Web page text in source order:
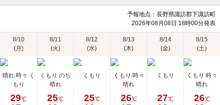
予報地点：長野県諏訪郡下諏訪町
2026年08月08日 18時00分発表
8/10
(月)
8/11
(火)
8/12
(水)
8/13
(木)
8/14
(金)
8/15
(土)
晴れ 時々 く
もり
くもり のち
晴れ
くもり
くもり 時々
晴れ
くもり
くもり 時々
晴れ
29℃ 25℃ 25℃ 26℃ 27℃ 26℃